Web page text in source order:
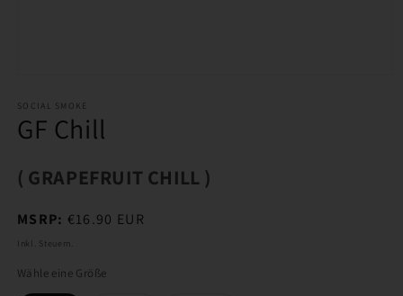
in
Modal
öffnen
SOCIAL SMOKE
GF Chill
( GRAPEFRUIT CHILL )
Normaler
Preis
MSRP: €16.90 EUR
Inkl. Steuern.
Wähle eine Größe